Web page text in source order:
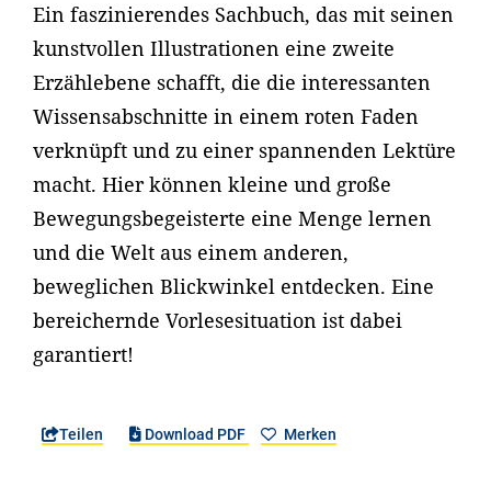
Ein faszinierendes Sachbuch, das mit seinen
kunstvollen Illustrationen eine zweite
Erzählebene schafft, die die interessanten
Wissensabschnitte in einem roten Faden
verknüpft und zu einer spannenden Lektüre
macht. Hier können kleine und große
Bewegungsbegeisterte eine Menge lernen
und die Welt aus einem anderen,
beweglichen Blickwinkel entdecken. Eine
bereichernde Vorlesesituation ist dabei
garantiert!
Teilen Download PDF Merken